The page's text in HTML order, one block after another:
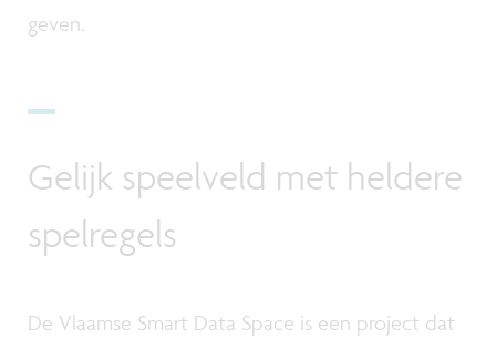
geven.
Gelijk speelveld met heldere
spelregels
De Vlaamse Smart Data Space is een project dat